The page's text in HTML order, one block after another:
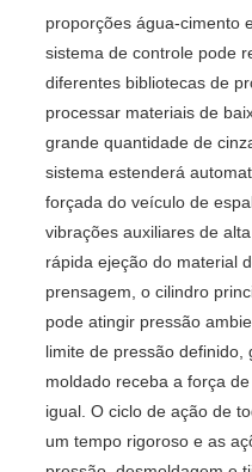
proporções água-cimento
sistema de controle pode
diferentes bibliotecas de
processar materiais de
grande quantidade de
sistema estenderá
forçada do veículo de
vibrações auxiliares de
rápida ejeção do material
prensagem, o cilindro
pode atingir pressão
limite de pressão
moldado receba a força
igual. O ciclo de ação de
um tempo rigoroso e as